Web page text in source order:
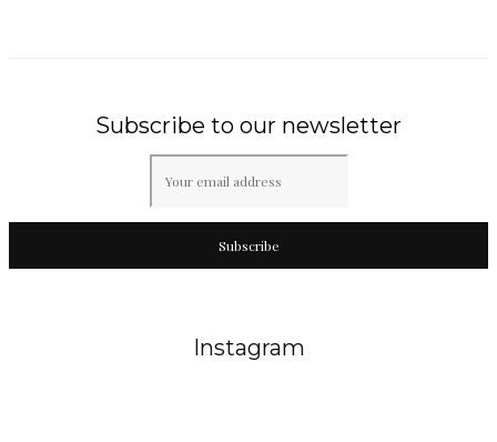
Subscribe to our newsletter
Subscribe
Instagram